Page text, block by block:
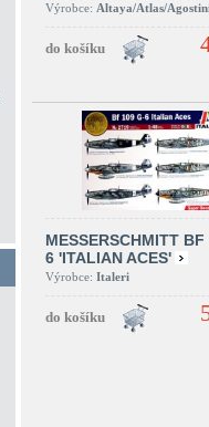
Výrobce: Altaya/Atlas/
MESSERSCHMITT
6 'ITALIAN ACES'
Výrobce: Italeri